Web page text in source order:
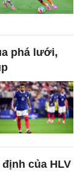
phá lưới,
của HLV